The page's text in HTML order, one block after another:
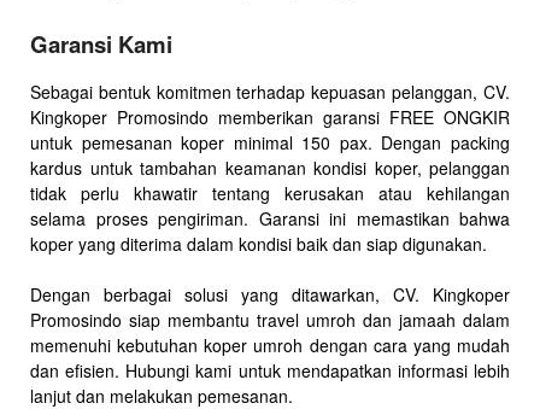
Garansi Kami
Sebagai bentuk komitmen terhadap kepuasan pelanggan, CV.
Kingkoper Promosindo memberikan garansi FREE ONGKIR
untuk pemesanan koper minimal 150 pax. Dengan packing
kardus untuk tambahan keamanan kondisi koper, pelanggan
tidak perlu khawatir tentang kerusakan atau kehilangan
selama proses pengiriman. Garansi ini memastikan bahwa
koper yang diterima dalam kondisi baik dan siap digunakan.
Dengan berbagai solusi yang ditawarkan, CV. Kingkoper
Promosindo siap membantu travel umroh dan jamaah dalam
memenuhi kebutuhan koper umroh dengan cara yang mudah
dan efisien. Hubungi kami untuk mendapatkan informasi lebih
lanjut dan melakukan pemesanan.